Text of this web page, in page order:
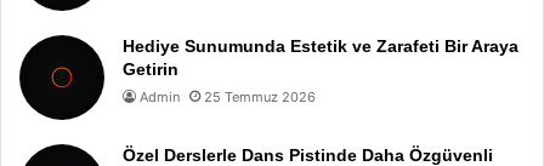
Hediye Sunumunda Estetik ve Zarafeti Bir Araya
Getirin
Admin 25 Temmuz 2026
Özel Derslerle Dans Pistinde Daha Özgüvenli